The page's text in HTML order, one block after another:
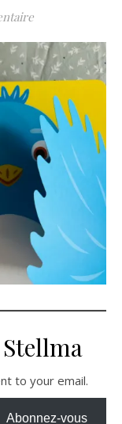
to your email.
Abonnez-vous